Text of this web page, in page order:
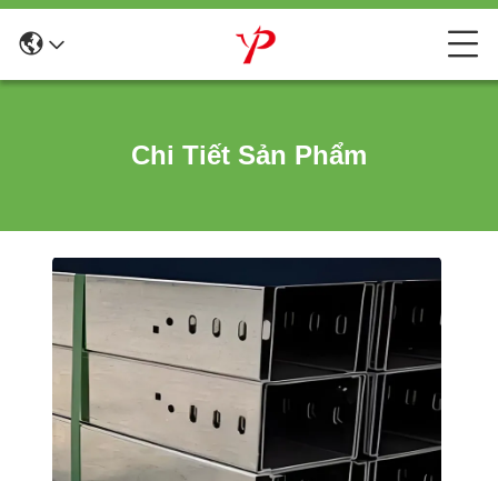
Chi Tiết Sản Phẩm